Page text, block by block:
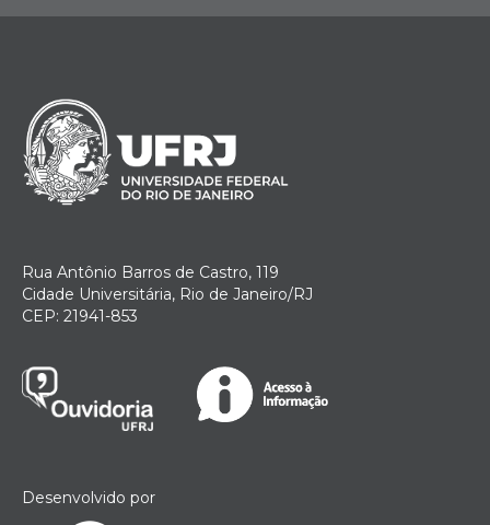
Rua Antônio Barros de Castro, 119
Cidade Universitária, Rio de Janeiro/RJ
CEP: 21941-853
Desenvolvido por